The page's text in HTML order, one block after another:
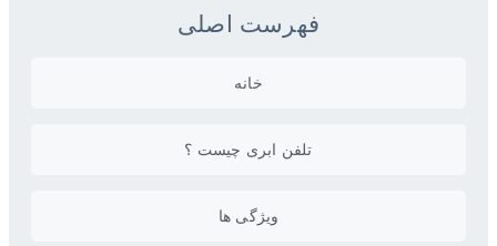
فهرست اصلی
خانه
تلفن ابری چیست ؟
ویژگی ها